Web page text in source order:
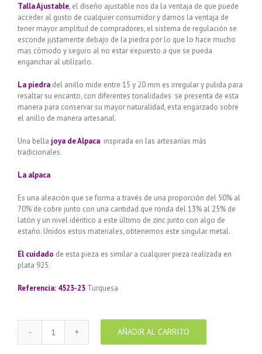
Talla Ajustable, el diseño ajustable nos da la ventaja de que puede
acceder al gusto de cualquier consumidor y darnos la ventaja de
tener mayor amplitud de compradores, el sistema de regulación se
esconde justamente debajo de la piedra por lo que lo hace mucho
mas cómodo y seguro al no estar expuesto a que se pueda
enganchar al utilizarlo.
La piedra del anillo mide entre 15 y 20 mm es irregular y pulida para
resaltar su encanto, con diferentes tonalidades se presenta de esta
manera para conservar su mayor naturalidad, esta engarzado sobre
el anillo de manera artesanal.
Una bella joya de Alpaca inspirada en las artesanías más
tradicionales.
La alpaca
Es una aleación que se forma a través de una proporción del 50% al
70% de cobre junto con una cantidad que ronda del 13% al 25% de
latón y un nivel idéntico a este último de zinc junto con algo de
estaño. Unidos estos materiales, obtenemos este singular metal.
El cuidado de esta pieza es similar a cualquier pieza realizada en
plata 925.
Referencia: 4523-23 Turquesa
Anillo
de
AÑADIR AL CARRITO